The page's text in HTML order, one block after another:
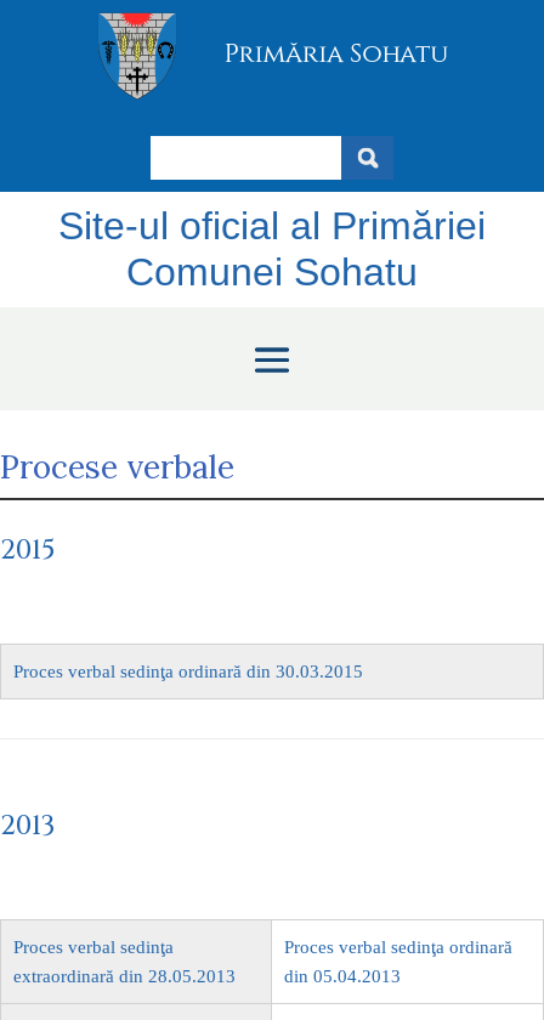
Site-ul oficial al Primăriei
Comunei Sohatu
Procese verbale
2015
Proces verbal sedinţa ordinară din 30.03.2015
2013
Proces verbal sedinţa
extraordinară din 28.05.2013
Proces verbal sedinţa ordinară
din 05.04.2013